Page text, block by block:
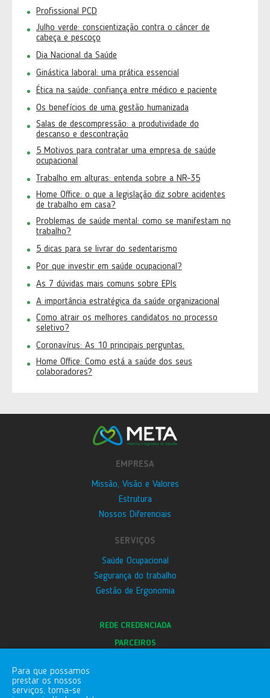
Profissional PCD
Julho verde: conscientização contra o câncer de
cabeça e pescoço
Dia Nacional da Saúde
Ginástica laboral: uma prática essencial
Ética na saúde: confiança entre médico e paciente
Os benefícios de uma gestão humanizada
Salas de descompressão: a produtividade do
descanso e descontração
5 Motivos para contratar uma empresa de saúde
ocupacional
Trabalho em alturas: entenda sobre a NR-35
Home Office: o que a legislação diz sobre acidentes
de trabalho em casa?
Problemas de saúde mental: como se manifestam no
trabalho?
5 dicas para se livrar do sedentarismo
Por que investir em saúde ocupacional?
As 7 dúvidas mais comuns sobre EPIs
A importância estratégica da saúde organizacional
Como atrair os melhores candidatos no processo
seletivo?
Coronavírus: As 10 principais perguntas.
Home Office: Como está a saúde dos seus
colaboradores?
Para que possamos
prestar os nossos
serviços, torna-se
EMPRESA
Missão, Visão e Valores
Estrutura
Nossos Diferenciais
SERVIÇOS
Saúde Ocupacional
Segurança do trabalho
Gestão de Ergonomia
REDE CREDENCIADA
PARCEIROS